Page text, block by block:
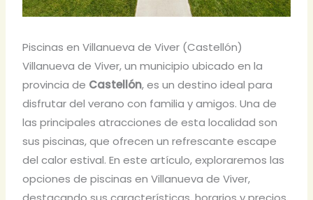
Piscinas en Villanueva de Viver (Castellón)
Villanueva de Viver, un municipio ubicado en la
provincia de Castellón, es un destino ideal para
disfrutar del verano con familia y amigos. Una de
las principales atracciones de esta localidad son
sus piscinas, que ofrecen un refrescante escape
del calor estival. En este artículo, exploraremos las
opciones de piscinas en Villanueva de Viver,